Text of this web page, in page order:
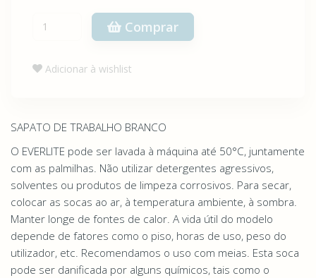
Comprar
Adicionar à wishlist
SAPATO DE TRABALHO BRANCO
O EVERLITE pode ser lavada à máquina até 50°C, juntamente
com as palmilhas. Não utilizar detergentes agressivos,
solventes ou produtos de limpeza corrosivos. Para secar,
colocar as socas ao ar, à temperatura ambiente, à sombra.
Manter longe de fontes de calor. A vida útil do modelo
depende de fatores como o piso, horas de uso, peso do
utilizador, etc. Recomendamos o uso com meias. Esta soca
pode ser danificada por alguns químicos, tais como o